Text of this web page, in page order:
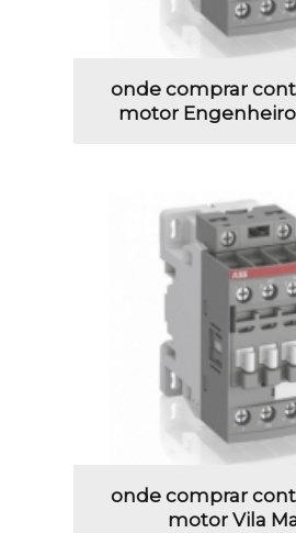
onde comprar
motor
onde comprar
motor Vila